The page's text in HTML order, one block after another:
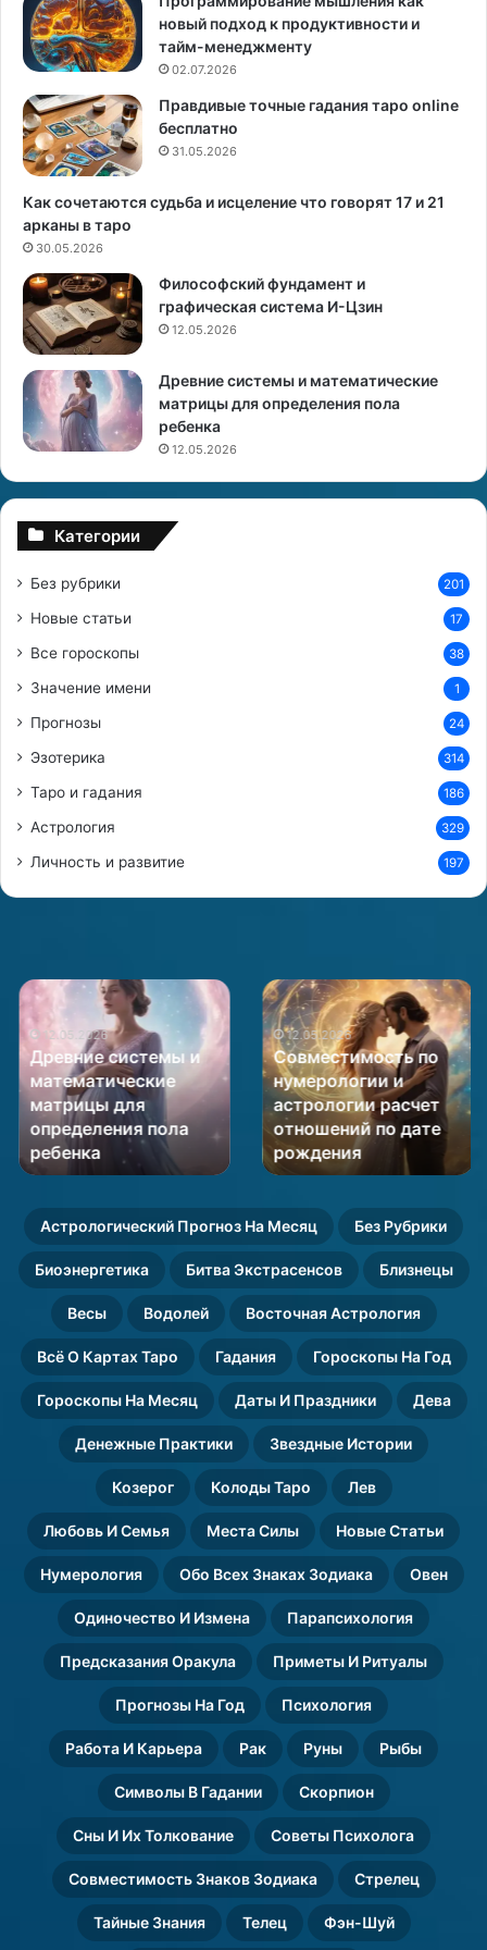
ф
и
р
е
а
л
ь
о
т
с
новый подход к продуктивности и
тайм-менеджменту
02.07.2026
Правдивые точные гадания таро online
бесплатно
31.05.2026
Как сочетаются судьба и исцеление что говорят 17 и 21
арканы в таро
30.05.2026
Философский фундамент и
графическая система И-Цзин
12.05.2026
Древние системы и математические
матрицы для определения пола
ребенка
12.05.2026
Категории
Без рубрики 201
Новые статьи 17
Все гороскопы 38
Значение имени 1
Прогнозы 24
Эзотерика 314
Таро и гадания 186
Астрология 329
Личность и развитие 197
Древние
математические
матрицы
для
определения
пола
ребенка
12.05.2026
Древние системы и
математические
матрицы для
определения пола
ребенка
Совместимость
по
нумерологии
и
астрологии
расчет
отношений
по
дате
12.05.2026
Совместимость по
нумерологии и
астрологии расчет
отношений по дате
рождения
Астрологический Прогноз На Месяц Без Рубрики
Биоэнергетика Битва Экстрасенсов Близнецы
Весы Водолей Восточная Астрология
Всё О Картах Таро Гадания Гороскопы На Год
Гороскопы На Месяц Даты И Праздники Дева
Денежные Практики Звездные Истории
Козерог Колоды Таро Лев
Любовь И Семья Места Силы Новые Статьи
Нумерология Обо Всех Знаках Зодиака Овен
Одиночество И Измена Парапсихология
Предсказания Оракула Приметы И Ритуалы
Прогнозы На Год Психология
Работа И Карьера Рак Руны Рыбы
Символы В Гадании Скорпион
Сны И Их Толкование Советы Психолога
Совместимость Знаков Зодиака Стрелец
Тайные Знания Телец Фэн-Шуй